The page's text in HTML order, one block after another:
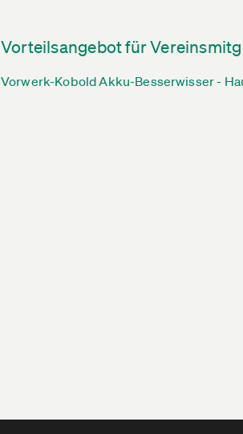
Vorteilsangebot für
Vorwerk-Kobold Akku-Besserwisser -